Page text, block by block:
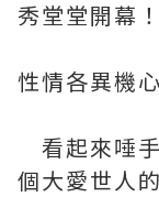
秀堂堂開幕！
性情各異機
看起來唾
個大愛世人